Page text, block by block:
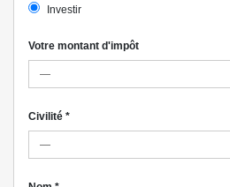
Investir
Votre montant d'impôt
Civilité *